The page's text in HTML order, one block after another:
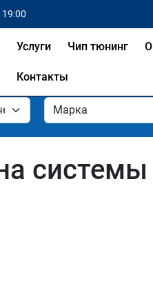
Услуги Чип тюнинг
Контакты